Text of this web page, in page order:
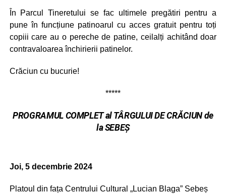
În Parcul Tineretului se fac ultimele pregătiri pentru a
pune în funcțiune patinoarul cu acces gratuit pentru toți
copiii care au o pereche de patine, ceilalți achitând doar
contravaloarea închirierii patinelor.
Crăciun cu bucurie!
*****
PROGRAMUL COMPLET al TÂRGULUI DE CRĂCIUN de
la SEBEȘ
Joi, 5 decembrie 2024
Platoul din fața Centrului Cultural „Lucian Blaga” Sebeș